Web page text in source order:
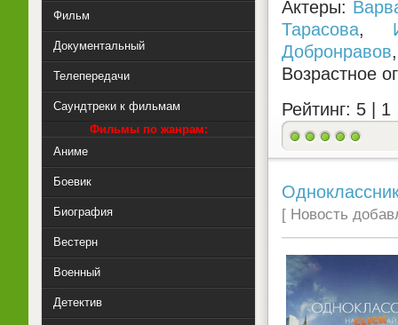
Актеры:
Тарасова,
Добронравов
Возрастное
Рейтинг: 5 | 1
[ Новость
Фильм
Документальный
Телепередачи
Саундтреки к фильмам
Фильмы по жанрам:
Аниме
Боевик
Биография
Вестерн
Военный
Детектив